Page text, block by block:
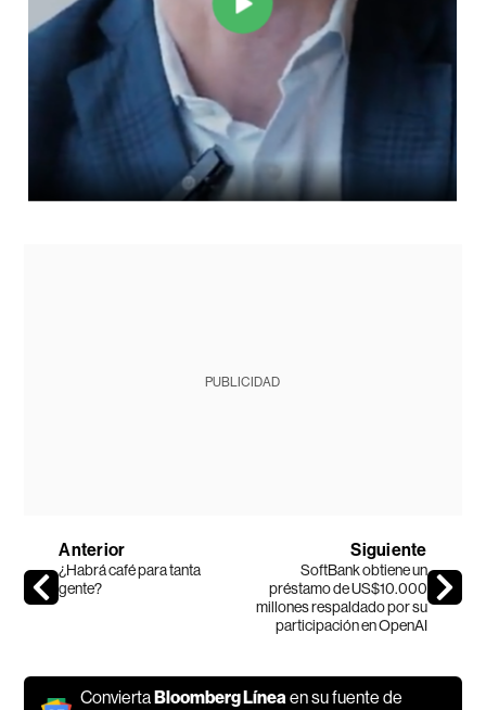
PUBLICIDAD
Anterior
¿Habrá café para tanta
gente?
Siguiente
SoftBank obtiene un
préstamo de US$10.000
millones respaldado por su
participación en OpenAI
ConviertaBloomberg Línea en su fuente de